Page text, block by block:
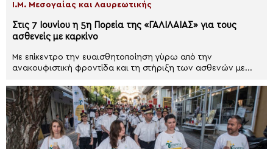
Ι.Μ. Μεσογαίας και Λαυρεωτικής
Στις 7 Ιουνίου η 5η Πορεία της «ΓΑΛΙΛΑΙΑΣ» για τους
ασθενείς με καρκίνο
Με επίκεντρο την ευαισθητοποίηση γύρω από την
ανακουφιστική φροντίδα και τη στήριξη των ασθενών με...